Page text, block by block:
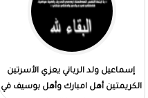
إسماعيل ولد الرباني يعزي الأسرتين
الكريمتين أهل امبارك وأهل بوسيف في